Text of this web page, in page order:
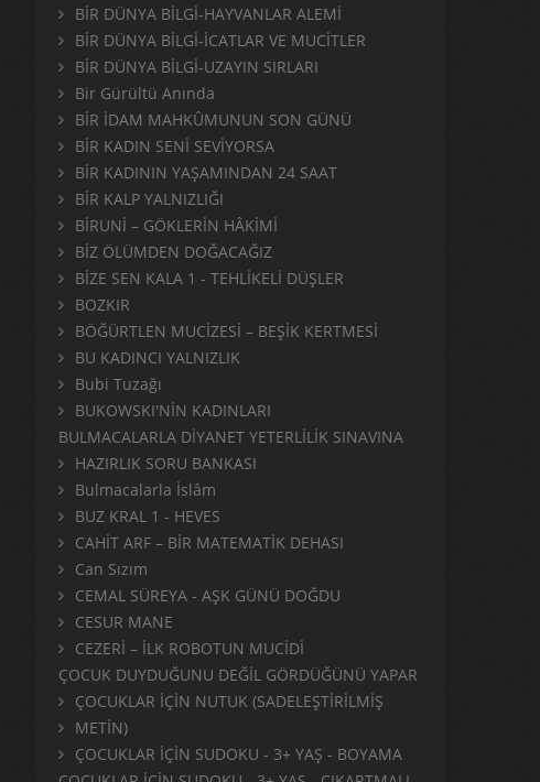
BİR DÜNYA BİLGİ-HAYVANLAR ALEMİ
BİR DÜNYA BİLGİ-İCATLAR VE MUCİTLER
BİR DÜNYA BİLGİ-UZAYIN SIRLARI
Bir Gürültü Anında
BİR İDAM MAHKÛMUNUN SON GÜNÜ
BİR KADIN SENİ SEVİYORSA
BİR KADININ YAŞAMINDAN 24 SAAT
BİR KALP YALNIZLIĞI
BİRUNİ – GÖKLERİN HÂKİMİ
BİZ ÖLÜMDEN DOĞACAĞIZ
BİZE SEN KALA 1 - TEHLİKELİ DÜŞLER
BOZKIR
BÖĞÜRTLEN MUCİZESİ – BEŞİK KERTMESİ
BU KADINCI YALNIZLIK
Bubi Tuzağı
BUKOWSKI'NİN KADINLARI
BULMACALARLA DİYANET YETERLİLİK SINAVINA
HAZIRLIK SORU BANKASI
Bulmacalarla İslâm
BUZ KRAL 1 - HEVES
CAHİT ARF – BİR MATEMATİK DEHASI
Can Sızım
CEMAL SÜREYA - AŞK GÜNÜ DOĞDU
CESUR MANE
CEZERİ – İLK ROBOTUN MUCİDİ
ÇOCUK DUYDUĞUNU DEĞİL GÖRDÜĞÜNÜ YAPAR
ÇOCUKLAR İÇİN NUTUK (SADELEŞTİRİLMİŞ
METİN)
ÇOCUKLAR İÇİN SUDOKU - 3+ YAŞ - BOYAMA